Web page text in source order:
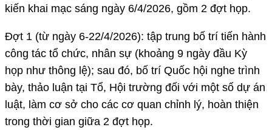
kiến khai mạc sáng ngày 6/4/2026, gồm 2 đợt họp.
Đợt 1 (từ ngày 6-22/4/2026): tập trung bố trí tiến hành
công tác tổ chức, nhân sự (khoảng 9 ngày đầu Kỳ
họp như thông lệ); sau đó, bố trí Quốc hội nghe trình
bày, thảo luận tại Tổ, Hội trường đối với một số dự án
luật, làm cơ sở cho các cơ quan chỉnh lý, hoàn thiện
trong thời gian giữa 2 đợt họp.